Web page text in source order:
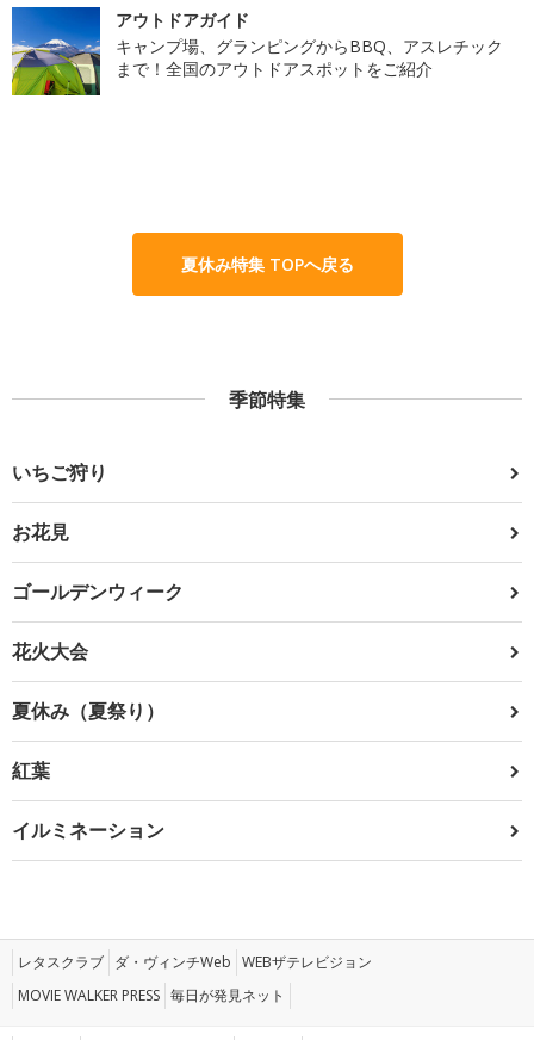
アウトドアガイド
キャンプ場、グランピングからBBQ、アスレチック
まで！全国のアウトドアスポットをご紹介
夏休み特集 TOPへ戻る
季節特集
いちご狩り
お花見
ゴールデンウィーク
花火大会
夏休み（夏祭り）
紅葉
イルミネーション
レタスクラブ ダ・ヴィンチWeb WEBザテレビジョン
MOVIE WALKER PRESS 毎日が発見ネット